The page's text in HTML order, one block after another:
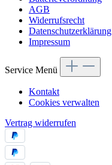
AGB
Widerrufsrecht
Datenschutzerklärung
Impressum
Service Menü
Kontakt
Cookies verwalten
Vertrag widerrufen